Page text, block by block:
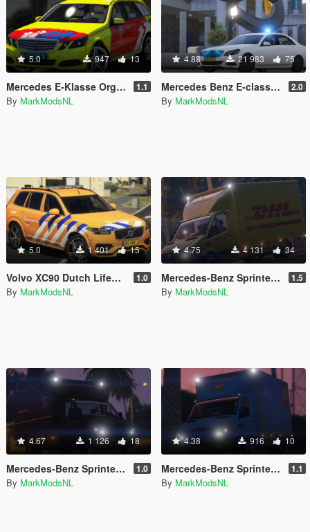
5.0 947 13
Mercedes E-Klasse Orgaandonatie [4K/Reflective/Replace] 1.1
By MarkModsNL
4.88 21 983 75
Mercedes Benz E-class Dutch Unmarked Police [Replace | ELS] 2.0
By MarkModsNL
5.0 1 401 15
Volvo XC90 Dutch Lifeguard [4K] 1.0
By MarkModsNL
4.75 4 131 34
Mercedes-Benz Sprinter DHL Paintjob [4K] [European Plates] 1.5
By MarkModsNL
4.67 1 126 18
Mercedes-Benz Sprinter UPS Paintjob [4K] [Replace] [European Plates] 1.0
By MarkModsNL
4.38 916 10
Mercedes-Benz Sprinter Coolblue paintjob [4K] [Replace] 1.1
By MarkModsNL